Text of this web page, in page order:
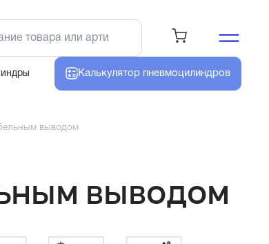
Калькулятор пневмоцилиндров
выводом
выводом